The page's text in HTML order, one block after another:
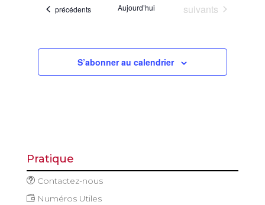
vues
Évènements
précédents Aujourd’hui Évènements
suivants
S’abonner au calendrier
Pratique
Contactez-nous
Numéros Utiles